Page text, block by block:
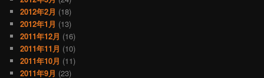
2012年2月 (18)
2012年1月 (13)
2011年12月 (16)
2011年11月 (10)
2011年10月 (11)
2011年9月 (23)